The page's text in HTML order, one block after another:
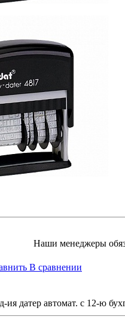
Наши менеджеры
В сравнении
ия датер автомат. с 12-ю